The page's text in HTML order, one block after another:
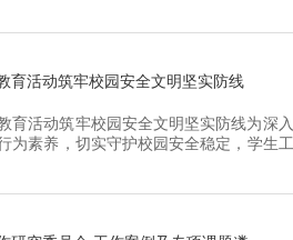
育活动筑牢校园安全文明坚实防线
育活动筑牢校园安全文明坚实防线为深
为素养，切实守护校园安全稳定，学生